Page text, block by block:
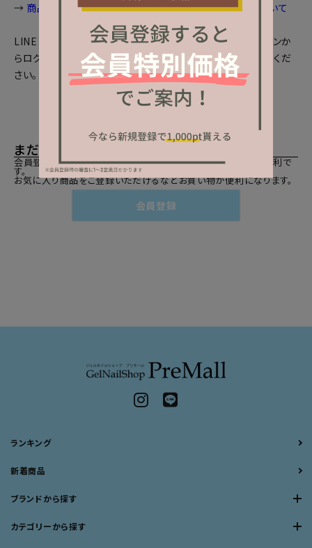
→ 商品画面等で個数選択等が出来ない場合の対処法について
LINEとの会員連携がお済みの方は、「LINEでログイン」ボタンか
らログインしてください。まだの方は、LINEと会員連携
をしてくだ
さい。
まだご登録がお済みでないお客様
会員登録をしていただきますと、二度目のお買い物時にとても便利で
す。
お気に入り商品をご登録いただけるなどお買い物が便利になります。
会員登録
ランキング
新着商品
ブランドから探す
カテゴリーから探す